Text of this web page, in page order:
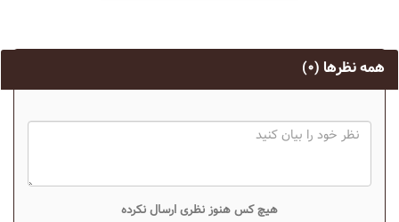
همه نظرها (۰)
هیچ کس هنوز نظری ارسال نکرده